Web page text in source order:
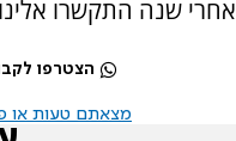
אחרי שנה התקשרו
הצטרפו
מצאתם טעות או